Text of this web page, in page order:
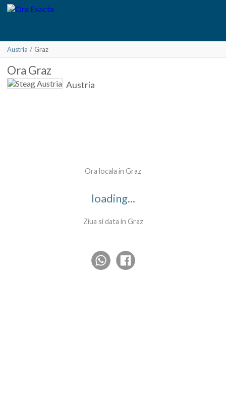
Austria / Graz
Ora Graz
Austria
Ora locala in Graz
loading...
Ziua si data in Graz